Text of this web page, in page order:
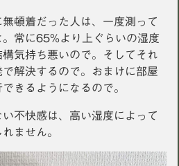
頓着だった人は、一度測って
常に65%より上ぐらいの湿度
気持ち悪いので。そしてそれ
解決するので。おまけに部屋
きるようになるので。
不快感は、高い湿度によって
ません。